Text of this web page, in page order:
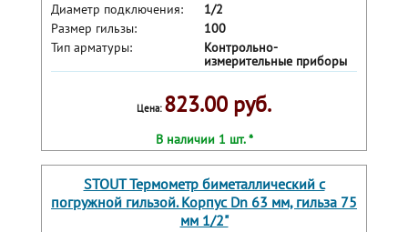
Диаметр подключения:
1/2
Размер гильзы:
100
Тип арматуры:
Контрольно-
измерительные приборы
Цена: 823.00 руб.
В наличии 1 шт. *
STOUT Термометр биметаллический с
погружной гильзой. Корпус Dn 63 мм, гильза 75
мм 1/2"